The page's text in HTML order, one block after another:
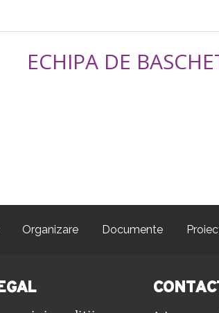
ECHIPA DE
Organizare Documente